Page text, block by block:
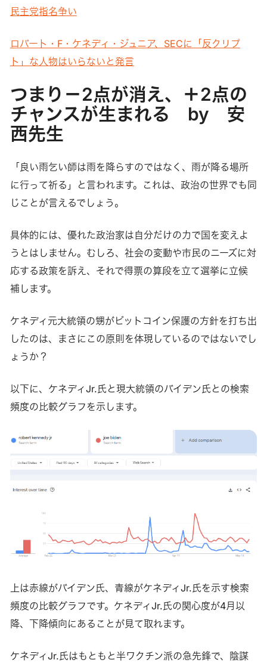
民主党指名争い
ロバート・F・ケネディ・ジュニア、SECに「反クリプ
ト」な人物はいらないと発言
つまり－2点が消え、＋2点の
チャンスが生まれる by 安
西先生
「良い雨乞い師は雨を降らすのではなく、雨が降る場所
に行って祈る」と言われます。これは、政治の世界でも同
じことが言えるでしょう。
具体的には、優れた政治家は自分だけの力で国を変えよ
うとはしません。むしろ、社会の変動や市民のニーズに対
応する政策を訴え、それで得票の算段を立て選挙に立候
補します。
ケネディ元大統領の甥がビットコイン保護の方針を打ち出
したのは、まさにこの原則を体現しているのではないでし
ょうか？
以下に、ケネディJr.氏と現大統領のバイデン氏との検索
頻度の比較グラフを示します。
上は赤線がバイデン氏、青線がケネディJr.氏を示す検索
頻度の比較グラフです。ケネディJr.氏の関心度が4月以
降、下降傾向にあることが見て取れます。
ケネディJr.氏はもともと半ワクチン派の急先鋒で、陰謀